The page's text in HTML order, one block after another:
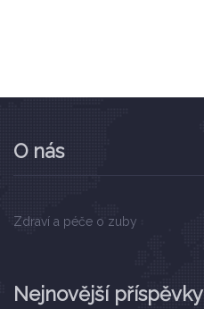
O nás
Zdraví a péče o zuby
Nejnovější příspěvky